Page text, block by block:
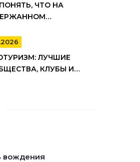
ЧТО НА
15 МАРКЕРОВ
ЛУЧШИЕ
КЛУБЫ И
вождения